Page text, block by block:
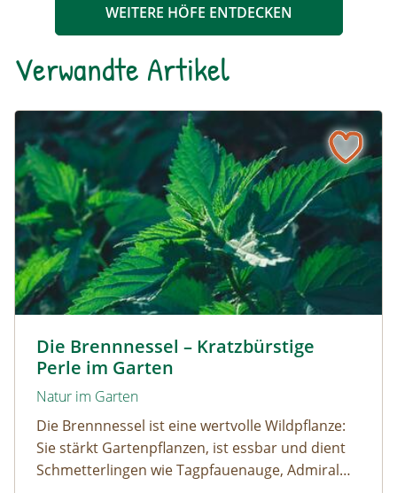
WEITERE HÖFE ENTDECKEN
Verwandte Artikel
Die Brennnessel – Kratzbürstige
Perle im Garten
Natur im Garten
Die Brennnessel ist eine wertvolle Wildpflanze:
Sie stärkt Gartenpflanzen, ist essbar und dient
Schmetterlingen wie Tagpfauenauge, Admiral
Die Brennnessel – Kratzbürstige Perle im Garten